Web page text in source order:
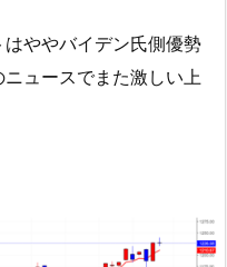
ややバイデン氏側優勢
ュースでまた激しい上